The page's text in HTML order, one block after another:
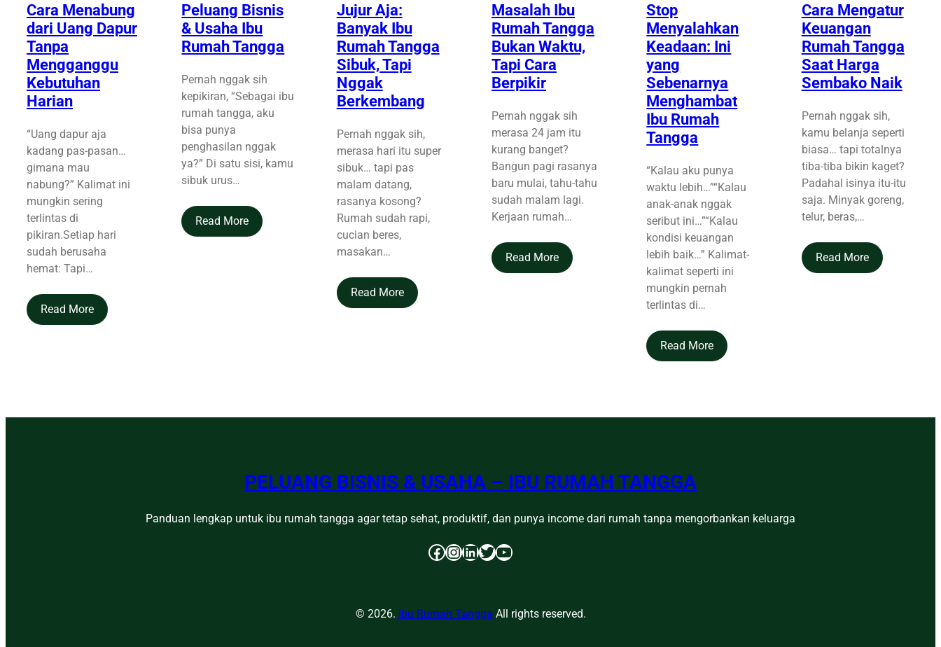
Cara Menabung
dari Uang Dapur
Tanpa
Mengganggu
Kebutuhan
Harian
“Uang dapur aja
kadang pas-pasan…
gimana mau
nabung?” Kalimat ini
mungkin sering
terlintas di
pikiran.Setiap hari
sudah berusaha
hemat: Tapi…
Read More
Peluang Bisnis
& Usaha Ibu
Rumah Tangga
Pernah nggak sih
kepikiran, “Sebagai ibu
rumah tangga, aku
bisa punya
penghasilan nggak
ya?” Di satu sisi, kamu
sibuk urus…
Read More
Jujur Aja:
Banyak Ibu
Rumah Tangga
Sibuk, Tapi
Nggak
Berkembang
Pernah nggak sih,
merasa hari itu super
sibuk… tapi pas
malam datang,
rasanya kosong?
Rumah sudah rapi,
cucian beres,
masakan…
Read More
Masalah Ibu
Rumah Tangga
Bukan Waktu,
Tapi Cara
Berpikir
Pernah nggak sih
merasa 24 jam itu
kurang banget?
Bangun pagi rasanya
baru mulai, tahu-tahu
sudah malam lagi.
Kerjaan rumah…
Read More
Stop
Menyalahkan
Keadaan: Ini
yang
Sebenarnya
Menghambat
Ibu Rumah
Tangga
“Kalau aku punya
waktu lebih…”“Kalau
anak-anak nggak
seribut ini…”“Kalau
kondisi keuangan
lebih baik…” Kalimat-
kalimat seperti ini
mungkin pernah
terlintas di…
Read More
Cara Mengatur
Keuangan
Rumah Tangga
Saat Harga
Sembako Naik
Pernah nggak sih,
kamu belanja seperti
biasa… tapi totalnya
tiba-tiba bikin kaget?
Padahal isinya itu-itu
saja. Minyak goreng,
telur, beras,…
Read More
PELUANG BISNIS & USAHA – IBU RUMAH TANGGA
Panduan lengkap untuk ibu rumah tangga agar tetap sehat, produktif, dan punya income dari rumah tanpa mengorbankan keluarga
Facebook InstagramLinkedIn Twitter YouTube
© 2026. Ibu Rumah Tangga All rights reserved.